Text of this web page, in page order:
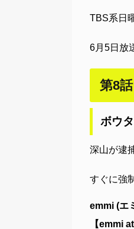
TBS系日
6月5日放
第8
ボウ
深山が逮
すぐに強
emmi (エ
【emmi